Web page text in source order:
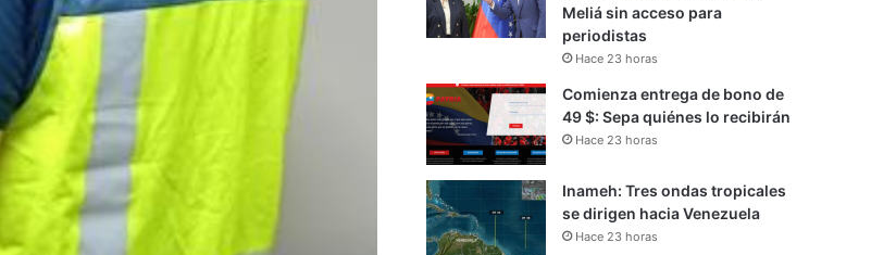
Meliá sin acceso para
periodistas
Hace 23 horas
Comienza entrega de bono de
49 $: Sepa quiénes lo recibirán
Hace 23 horas
Inameh: Tres ondas tropicales
se dirigen hacia Venezuela
Hace 23 horas